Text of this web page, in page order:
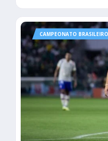
CAMPEONATO BRASILEIRO